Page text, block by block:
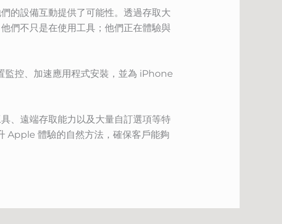
的設備互動提供了可能性。透過存取大
們不只是在使用工具；他們正在體驗與
監控、加速應用程式安裝，並為 iPhone
、遠端存取能力以及大量自訂選項等特
Apple 體驗的自然方法，確保客戶能夠